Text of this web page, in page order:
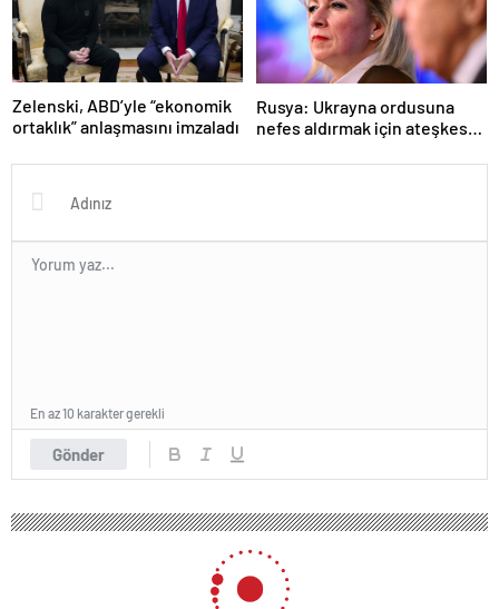
Zelenski, ABD’yle “ekonomik
ortaklık” anlaşmasını imzaladı
Rusya: Ukrayna ordusuna
nefes aldırmak için ateşkes
Gönder
En az 10 karakter gerekli